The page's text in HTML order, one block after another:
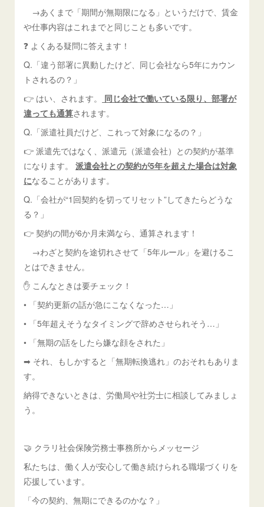
→あくまで「期間が無期限になる」というだけで、賃金
や仕事内容はこれまでと同じことも多いです。
❓ よくある疑問に答えます！
Q.「違う部署に異動したけど、同じ会社なら5年にカウン
トされるの？」
👉 はい、されます。
同じ会社で働いている限り、部署が
違っても通算されます。
Q.「派遣社員だけど、これって対象になるの？」
👉 派遣先ではなく、派遣元（派遣会社）との契約が基準
になります。派遣会社との契約が5年を超えた場合は対象
になることがあります。
Q.「会社が“1回契約を切ってリセット”してきたらどうな
る？」
👉 契約の間が6か月未満なら、通算されます！
→わざと契約を途切れさせて「5年ルール」を避けるこ
とはできません。
✋ こんなときは要チェック！
• 「契約更新の話が急にこなくなった…」
• 「5年超えそうなタイミングで辞めさせられそう…」
• 「無期の話をしたら嫌な顔をされた」
➡ それ、もしかすると「無期転換逃れ」のおそれもありま
す。
納得できないときは、労働局や社労士に相談してみましょ
う。
🤝 クラリ社会保険労務士事務所からメッセージ
私たちは、働く人が安心して働き続けられる職場づくりを
応援しています。
「今の契約、無期にできるのかな？」